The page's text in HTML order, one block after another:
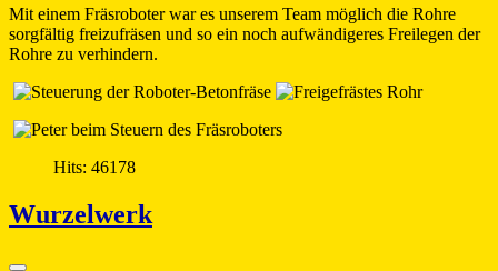
Mit einem Fräsroboter war es unserem Team möglich die Rohre
sorgfältig freizufräsen und so ein noch aufwändigeres Freilegen der
Rohre zu verhindern.
Hits: 46178
Wurzelwerk